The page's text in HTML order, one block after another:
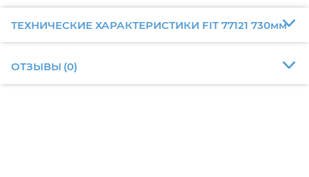
ТЕХНИЧЕСКИЕ ХАРАКТЕРИСТИКИ FIT 77121 730мм
ОТЗЫВЫ (0)